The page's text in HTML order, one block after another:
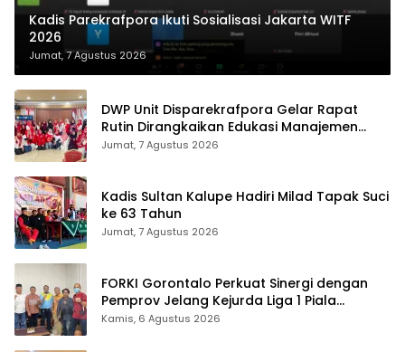
Kadis Parekrafpora Ikuti Sosialisasi Jakarta WITF
2026
Jumat, 7 Agustus 2026
DWP Unit Disparekrafpora Gelar Rapat
Rutin Dirangkaikan Edukasi Manajemen
Stres
Jumat, 7 Agustus 2026
Kadis Sultan Kalupe Hadiri Milad Tapak Suci
ke 63 Tahun
Jumat, 7 Agustus 2026
FORKI Gorontalo Perkuat Sinergi dengan
Pemprov Jelang Kejurda Liga 1 Piala
Gubernur 2026
Kamis, 6 Agustus 2026